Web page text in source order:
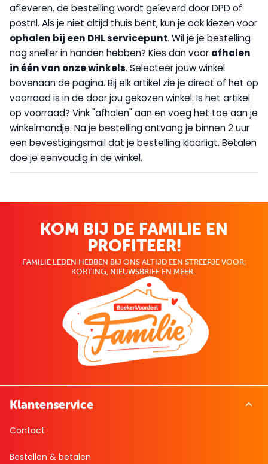
afleveren, de bestelling wordt geleverd door DPD of
postnl. Als je niet altijd thuis bent, kun je ook kiezen voor
ophalen bij een DHL servicepunt. Wil je je bestelling
nog sneller in handen hebben? Kies dan voor afhalen
in één van onze winkels. Selecteer jouw winkel
bovenaan de pagina. Bij elk artikel zie je direct of het op
voorraad is in de door jou gekozen winkel. Is het artikel
op voorraad? Vink "afhalen" aan en voeg het toe aan je
winkelmandje. Na je bestelling ontvang je binnen 2 uur
een bevestigingsmail dat je bestelling klaarligt. Betalen
doe je eenvoudig in de winkel.
KOM BIJ DE FAMILIE EN
PROFITEER!
FAMILIE LEDEN HEBBEN BIJ ONS ALTIJD EEN STREEPJE VOOR;
KORTING, NIEUWSBRIEF EN MEER..
Klantenservice
Contact
Bestellen & betalen